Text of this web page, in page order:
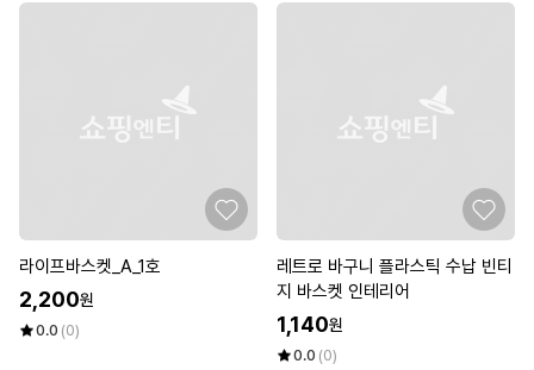
라이프바스켓_A_1호
2,200원
0.0 (0)
레트로 바구니 플라스틱 수납 빈티
지 바스켓 인테리어
1,140원
0.0 (0)